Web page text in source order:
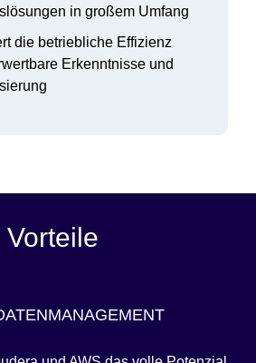
in großem Umfang
die betriebliche Effizienz
Erkenntnisse und
Vorteile